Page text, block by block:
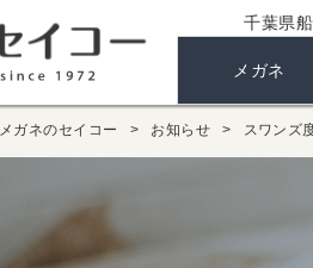
千葉県
メガネ
メガネのセイコー お知らせ スワンズ